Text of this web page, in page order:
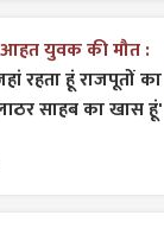
आहत युवक की मौत :
रहता हूं राजपूतों का
साहब का खास हूं'